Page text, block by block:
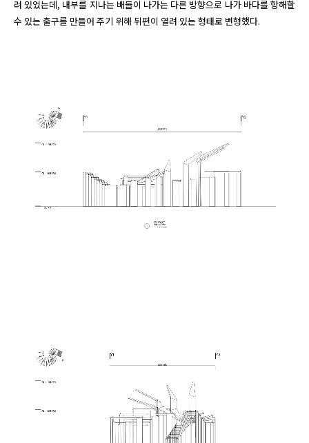
려 있었는데, 내부를 지나는 배들이 나가는 다른 방향으로 나가 바다를 항해할
수 있는 출구를 만들어 주기 위해 뒤편이 열려 있는 형태로 변형했다.